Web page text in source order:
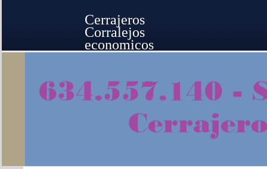
Cerrajeros
Corralejos
economicos